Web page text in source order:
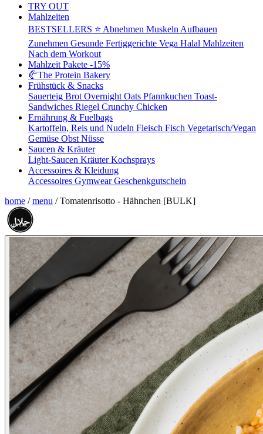
TRY OUT
Mahlzeiten
BESTSELLERS ⭐ Abnehmen Muskeln Aufbauen
Zunehmen Gesunde Fertiggerichte Vega Halal Mahlzeiten
Nach dem Workout
Mahlzeit Pakete -15%
🥐The Protein Bakery
Frühstück & Snacks
Sauerteig Brot Overnight Oats Pfannkuchen Toast-
Sandwiches Riegel Crunchy Chicken
Ernährung & Fuelbags
Kartoffeln, Reis und Nudeln Fleisch Fisch Vegetarisch/Vegan
Gemüse Obst Nüsse
Saucen & Kräuter
Light-Saucen KräuterKochsprays
Accessoires & Kleidung
Accessoires GymwearGeschenkgutschein
home / menu / Tomatenrisotto - Hähnchen [BULK]
حلال
HALAL